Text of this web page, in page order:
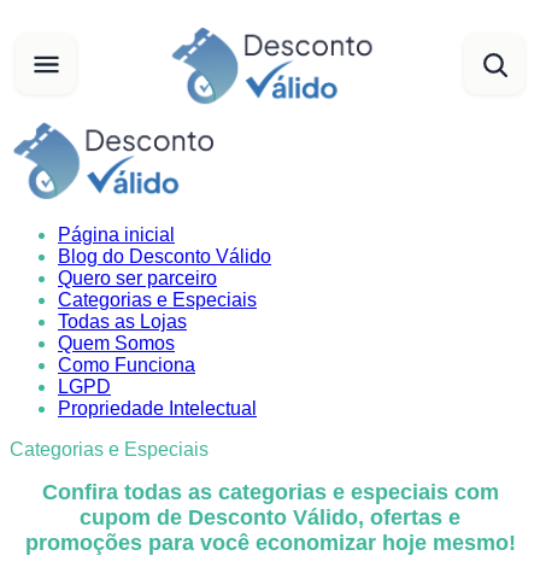
Página inicial
Blog do Desconto Válido
Quero ser parceiro
Categorias e Especiais
Todas as Lojas
Quem Somos
Como Funciona
LGPD
Propriedade Intelectual
Categorias e Especiais
Confira todas as categorias e especiais com
cupom de Desconto Válido, ofertas e
promoções para você economizar hoje mesmo!